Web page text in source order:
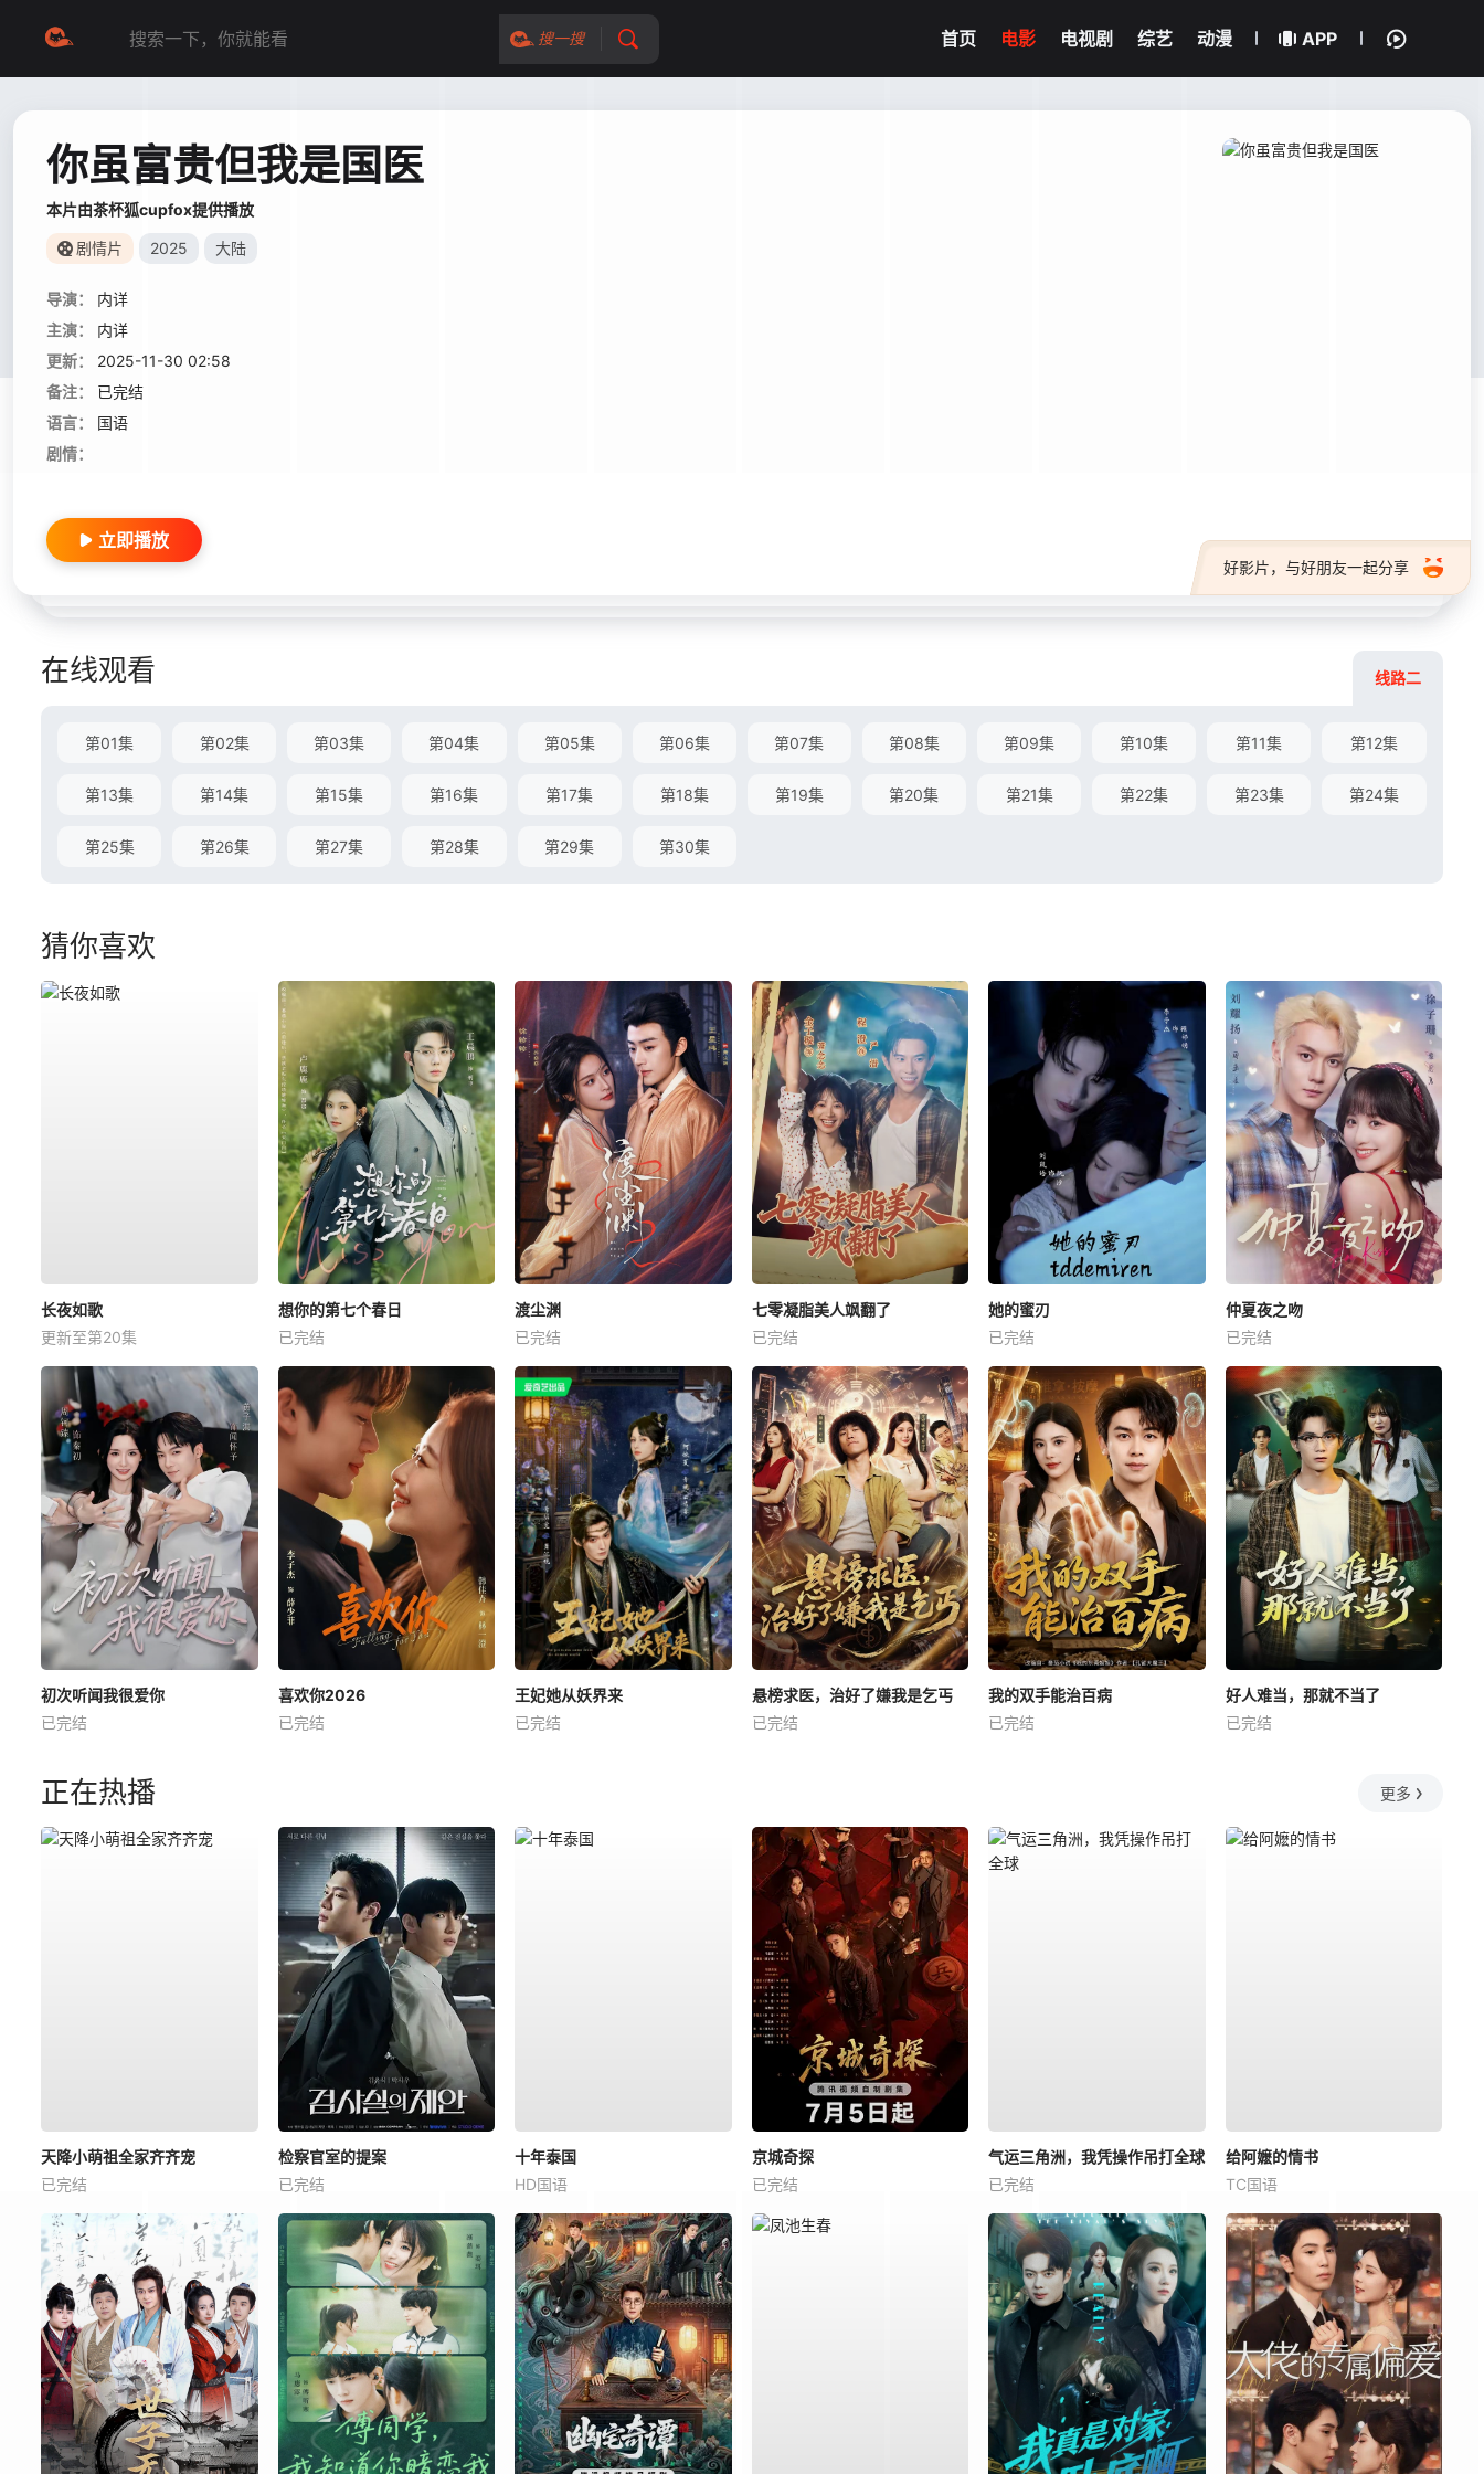
搜一搜 首页 电影 电视剧 综艺 动漫 APP
你虽富贵但我是国医
本片由茶杯狐cupfox提供播放
剧情片 2025 大陆
导演：
内详
主演：
内详
更新：
2025-11-30 02:58
备注：
已完结
语言：
国语
剧情：
好影片，与好朋友一起分享
立即播放
在线观看 线路二
第01集 第02集 第03集 第04集 第05集 第06集 第07集 第08集 第09集 第10集 第11集 第12集
第13集 第14集 第15集 第16集 第17集 第18集 第19集 第20集 第21集 第22集 第23集 第24集
第25集 第26集 第27集 第28集 第29集 第30集
猜你喜欢
长夜如歌
更新至第20集
想你的第七个春日
已完结
渡尘渊
已完结
七零凝脂美人飒翻了
已完结
她的蜜刃
已完结
仲夏夜之吻
已完结
初次听闻我很爱你
已完结
喜欢你2026
已完结
王妃她从妖界来
已完结
悬榜求医，治好了嫌我是乞丐
已完结
我的双手能治百病
已完结
好人难当，那就不当了
已完结
正在热播 更多
天降小萌祖全家齐齐宠
已完结
检察官室的提案
已完结
十年泰国
HD国语
京城奇探
已完结
气运三角洲，我凭操作吊打全球
已完结
给阿嬷的情书
TC国语